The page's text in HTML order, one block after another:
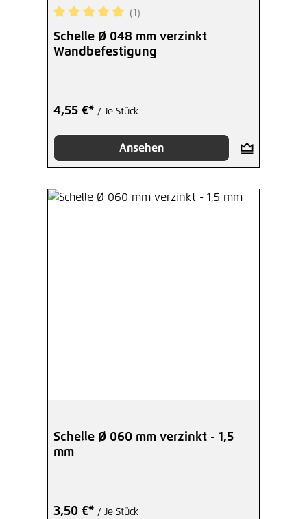
Durchschnittliche Bewertung von 5 von 5
(1)
Schelle Ø 048 mm verzinkt
Wandbefestigung
4,55 €* / Je Stück
Ansehen
Schelle Ø 060 mm verzinkt - 1,5
mm
3,50 €* / Je Stück